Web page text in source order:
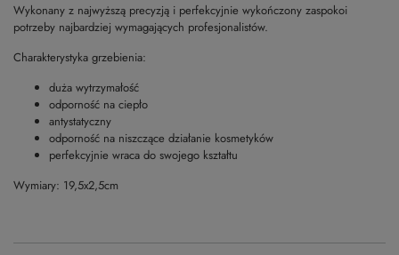
Wykonany z najwyższą precyzją i perfekcyjnie wykończony zaspokoi
potrzeby najbardziej wymagających profesjonalistów.
Charakterystyka grzebienia:
duża wytrzymałość
odporność na ciepło
antystatyczny
odporność na niszczące działanie kosmetyków
perfekcyjnie wraca do swojego kształtu
Wymiary: 19,5x2,5cm